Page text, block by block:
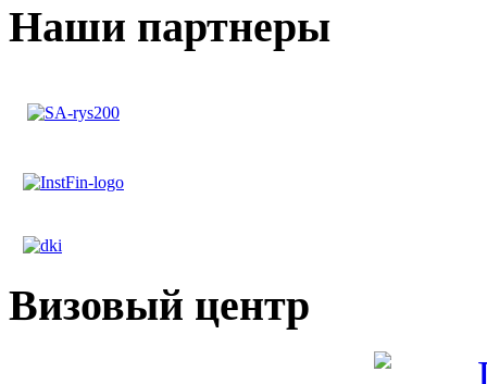
Наши партнеры
Визовый центр